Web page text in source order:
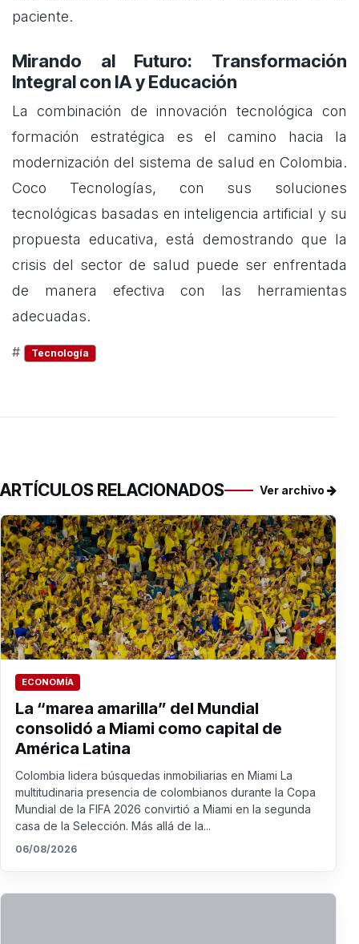
paciente.
Mirando al Futuro: Transformación
Integral con IA y Educación
La combinación de innovación tecnológica con
formación estratégica es el camino hacia la
modernización del sistema de salud en Colombia.
Coco Tecnologías, con sus soluciones
tecnológicas basadas en inteligencia artificial y su
propuesta educativa, está demostrando que la
crisis del sector de salud puede ser enfrentada
de manera efectiva con las herramientas
adecuadas.
# Tecnología
ARTÍCULOS RELACIONADOS Ver archivo
ECONOMÍA
La “marea amarilla” del Mundial
consolidó a Miami como capital de
América Latina
Colombia lidera búsquedas inmobiliarias en Miami La
multitudinaria presencia de colombianos durante la Copa
Mundial de la FIFA 2026 convirtió a Miami en la segunda
casa de la Selección. Más allá de la...
06/08/2026